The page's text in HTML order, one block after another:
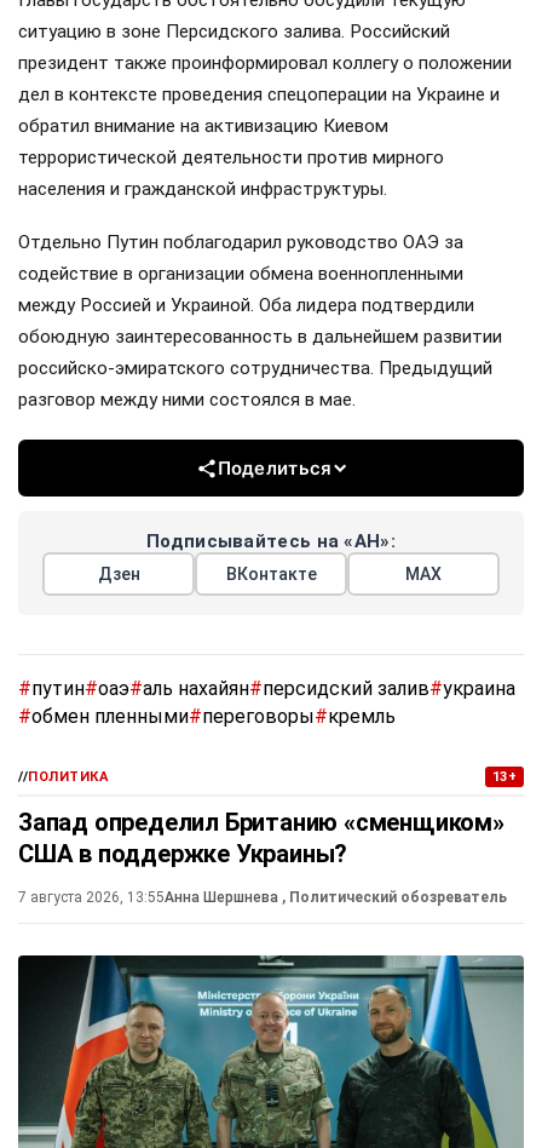
ситуацию в зоне Персидского залива. Российский
президент также проинформировал коллегу о положении
дел в контексте проведения спецоперации на Украине и
обратил внимание на активизацию Киевом
террористической деятельности против мирного
населения и гражданской инфраструктуры.
Отдельно Путин поблагодарил руководство ОАЭ за
содействие в организации обмена военнопленными
между Россией и Украиной. Оба лидера подтвердили
обоюдную заинтересованность в дальнейшем развитии
российско-эмиратского сотрудничества. Предыдущий
разговор между ними состоялся в мае.
Поделиться
Подписывайтесь на «АН»:
Дзен ВКонтакте МАХ
#путин#оаэ#аль нахайян#персидский залив#украина
#обмен пленными#переговоры#кремль
//ПОЛИТИКА 13+
Запад определил Британию «сменщиком»
США в поддержке Украины?
7 августа 2026, 13:55Анна Шершнева , Политический обозреватель